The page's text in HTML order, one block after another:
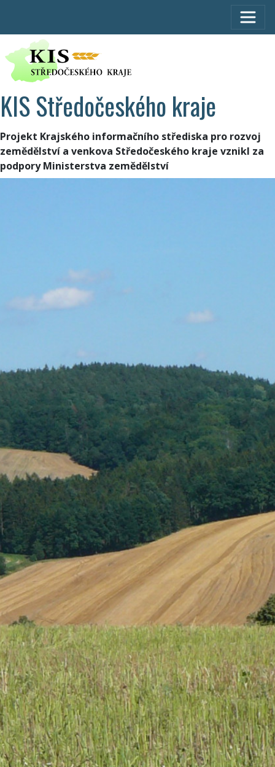
KIS Středočeského kraje
Projekt Krajského informačního střediska pro rozvoj
zemědělství a venkova Středočeského kraje vznikl za
podpory Ministerstva zemědělství